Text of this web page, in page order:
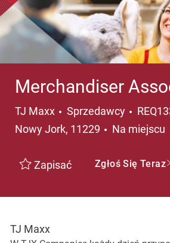
Merchandiser
TJ Maxx Kategoria
Sprzedawcy
Nowy Jork, 11229
Na miejscu
Zapisać Zgłoś Się Teraz
TJ Maxx